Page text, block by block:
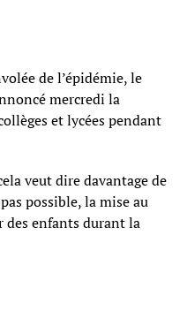
de l’épidémie, le
mercredi la
et lycées pendant
veut dire davantage de
possible, la mise au
des enfants durant la